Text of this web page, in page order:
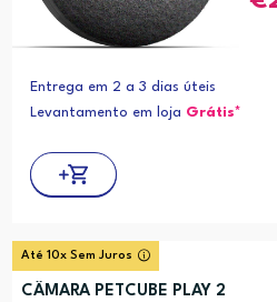
Entrega em 2 a 3 dias úteis
Levantamento em loja Grátis*
Até 10x Sem Juros
CÂMARA PETCUBE PLAY 2